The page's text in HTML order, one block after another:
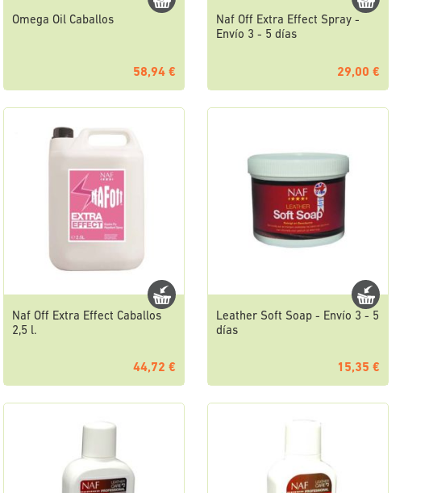
Omega Oil Caballos
58,94 €
Naf Off Extra Effect Spray -
Envío 3 - 5 días
29,00 €
Naf Off Extra Effect Caballos
2,5 l.
44,72 €
Leather Soft Soap - Envío 3 - 5
días
15,35 €